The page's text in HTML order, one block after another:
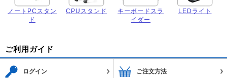
ノートPCスタン
ド
CPUスタンド
キーボードスラ
イダー
LEDライト
ご利用ガイド
ログイン ご注文方法